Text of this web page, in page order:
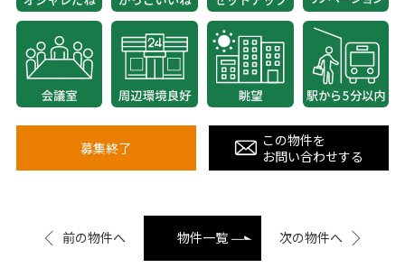
募集終了
この物件を
お問い合わせする
前の物件へ 物件一覧 次の物件へ